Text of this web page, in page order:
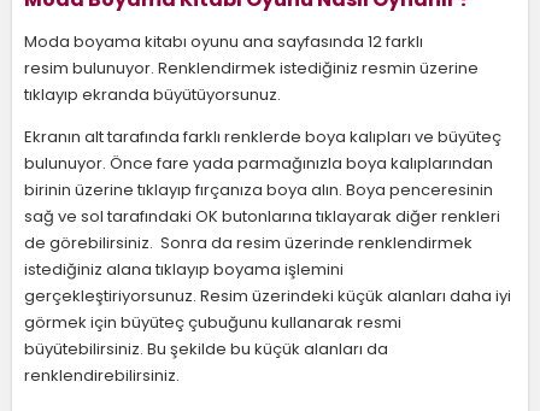
Moda boyama kitabı oyunu ana sayfasında 12 farklı
resim bulunuyor. Renklendirmek istediğiniz resmin üzerine
tıklayıp ekranda büyütüyorsunuz.
Ekranın alt tarafında farklı renklerde boya kalıpları ve büyüteç
bulunuyor. Önce fare yada parmağınızla boya kalıplarından
birinin üzerine tıklayıp fırçanıza boya alın. Boya penceresinin
sağ ve sol tarafındaki OK butonlarına tıklayarak diğer renkleri
de görebilirsiniz. Sonra da resim üzerinde renklendirmek
istediğiniz alana tıklayıp boyama işlemini
gerçekleştiriyorsunuz. Resim üzerindeki küçük alanları daha iyi
görmek için büyüteç çubuğunu kullanarak resmi
büyütebilirsiniz. Bu şekilde bu küçük alanları da
renklendirebilirsiniz.